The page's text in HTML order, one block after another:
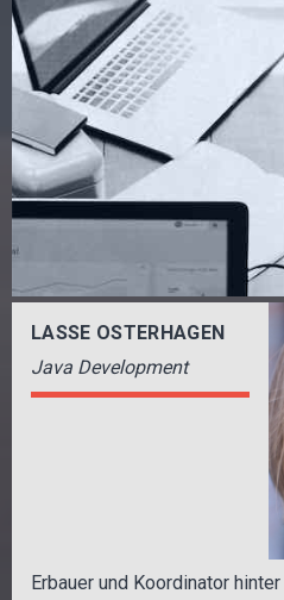
LASSE OSTERHAGEN
Java Development
Erbauer und Koordinator